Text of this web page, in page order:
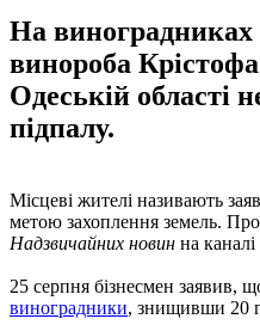
На виноградниках
винороба
Одеській області
підпалу.
Місцеві жителі називають
метою захоплення земель. Про
Надзвичайних новин на каналі
25 серпня бізнесмен заявив,
виноградники, знищивши 20